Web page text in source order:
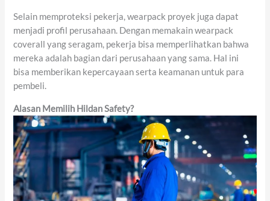
Selain memproteksi pekerja, wearpack proyek juga dapat
menjadi profil perusahaan. Dengan memakain wearpack
coverall yang seragam, pekerja bisa memperlihatkan bahwa
mereka adalah bagian dari perusahaan yang sama. Hal ini
bisa memberikan kepercayaan serta keamanan untuk para
pembeli.
Alasan Memilih Hildan Safety?